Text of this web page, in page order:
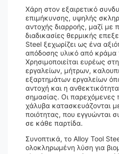
Χάρη στον εξαιρετικό
επιμήκυνσης, υψηλής
αντοχής διαρροής, μαζί με
διαδικασίες θερμικής
Steel ξεχωρίζει ως ένα
απόδοσης υλικό από κράμα
Χρησιμοποιείται ευρέως
εργαλείων, μήτρων,
εξαρτημάτων εργαλείων
αντοχή και η
σημασίας. Οι
χάλυβα κατασκευάζονται
ποιότητας, που εγγυώνται
σε κάθε παρτίδα.
Συνοπτικά, το Alloy Tool
ολοκληρωμένη λύση για